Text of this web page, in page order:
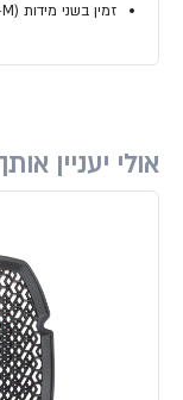
זמין בשני מידות (XS-M) / (L-2XL).
אולי יעניין